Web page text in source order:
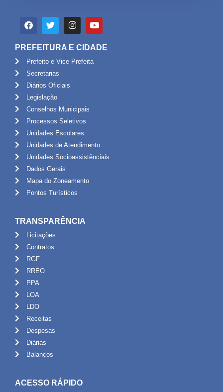
PREFEITURA E CIDADE
Prefeito e Vice Prefeita
Secretarias
Diários Oficiais
Legislação
Conselhos Municipais
Processos Seletivos
Unidades Escolares
Unidades de Atendimento
Unidades Socioassistênciais
Dados Gerais
Mapa do Zoneamento
Pontos Turísticos
TRANSPARÊNCIA
Licitações
Contratos
RGF
RREO
PPA
LOA
LDO
Receitas
Despesas
Diárias
Balanços
ACESSO RÁPIDO